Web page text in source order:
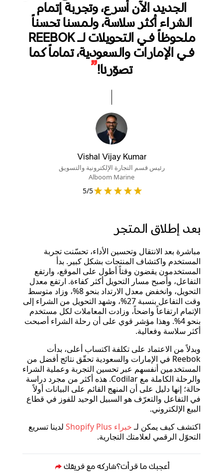
الجديد الآن أسرع، وتجربة إتمام
الشراء أكثر سلاسة، ولمسنا تحسناً
ملحوظاً في التحويلات لـ REEBOK
في الإمارات والسعودية، تماماً كما
تصوّرنا!”
Vishal Vijay Kumar
رئيس قسم التجارة الإلكترونية والتسويق
Alboom Marine
5/5
أعجبك ما قرأت؟شاركه مع فريقك
بعد إطلاق المتجر
مباشرة بعد الانتقال وتحسين الأداء، تحسّنت تجربة
المستخدم واكتشاف المنتجات بشكل كبير. بدأ
المستخدمون يقضون وقتاً أطول على الموقع، وارتفع
التفاعل، وأصبح مسار التحويل أكثر كفاءة. ارتفع معدل
التحويل، وانخفض معدل الارتداد بنحو 8%، وزاد متوسط
وقت التفاعل بنسبة 27%، وشهد التحويل من الشراء إلى
الإتمام ارتفاعاً واضحاً، وزادت المعاملات لكل مستخدم
بنحو 4%. وهذا مؤشر قوي على أن رحلة الشراء أصبحت
أكثر سلاسة وفعالية.
وبدلاً من الاعتماد على تكلفة اكتساب أعلى، بدأت
Reebok في الإمارات والسعودية تحقّق نتائج أفضل من
المستخدمين أنفسهم عبر تحسين التجربة وعملية الشراء
والرحلة الكاملة مع Codilar. هذه أكثر من مجرد دراسة
حالة؛ إنها دليل على أن المنهج القائم على البيانات أولاً
في التفاعل والتعرّف هو السبيل الوحيد للفوز في قطاع
البيع الإلكتروني.
اكتشف كيف يمكن لـخبراء Shopify Plus
لدينا تسريع
التحوّل الرقمي لعلامتك التجارية.